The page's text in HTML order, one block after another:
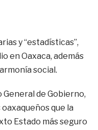
y “estadísticas”,
en Oaxaca, además
social.
General de Gobierno,
que la
Estado más seguro